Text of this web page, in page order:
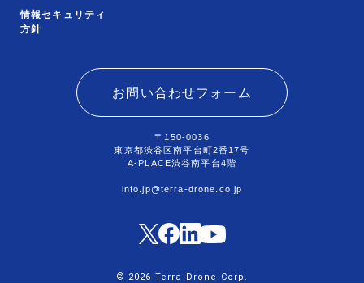
情報セキュリティ
方針
お問い合わせフォーム
〒150-0036
東京都渋谷区南平台町2番17号
A-PLACE渋谷南平台4階
info.jp@terra-drone.co.jp
© 2026 Terra Drone Corp.